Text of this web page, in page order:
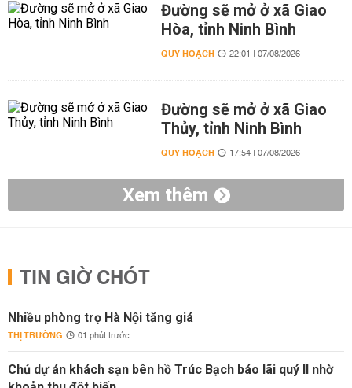
Đường sẽ mở ở xã Giao
Hòa, tỉnh Ninh Bình
QUY HOẠCH 22:01 | 07/08/2026
Đường sẽ mở ở xã Giao
Thủy, tỉnh Ninh Bình
QUY HOẠCH 17:54 | 07/08/2026
Xem thêm
TIN GIỜ CHÓT
Nhiều phòng trọ Hà Nội tăng giá
THỊ TRƯỜNG 01 phút trước
Chủ dự án khách sạn bên hồ Trúc Bạch báo lãi quý II nhờ